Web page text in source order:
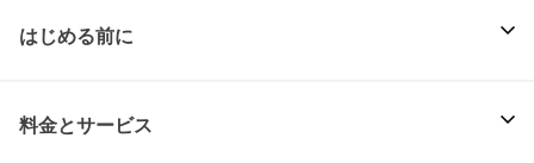
はじめる前に
料金とサービス